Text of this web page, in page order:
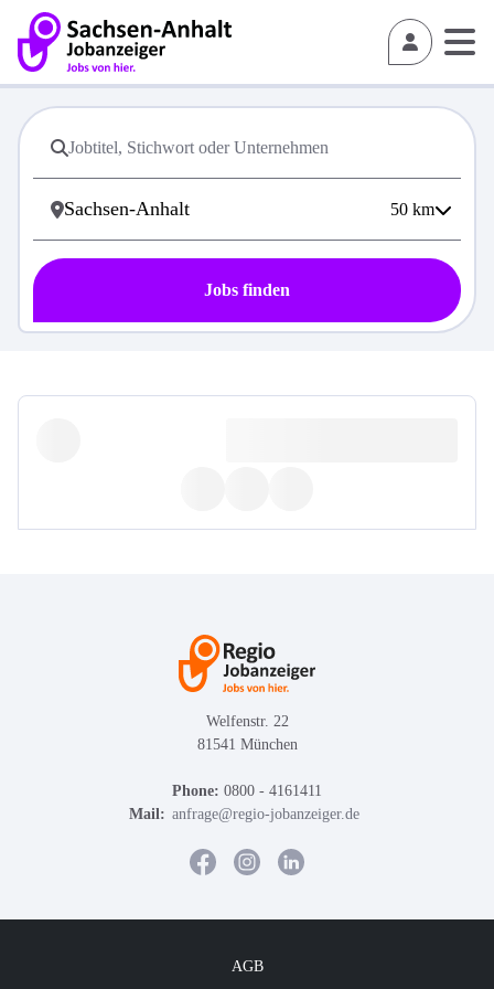
50 km
Jobs finden
Welfenstr. 22
81541 München
Phone: 0800 - 4161411
Mail: anfrage@regio-jobanzeiger.de
AGB